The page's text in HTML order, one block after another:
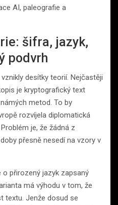
AI, paleografie a
šifra, jazyk,
podvrh
desítky teorií. Nejčastěji
je kryptografický text
metod. To by
rozvíjela diplomatická
je, že žádná z
přesně nesedí na vzory v
o přirozený jazyk zapsaný
má výhodu v tom, že
textu. Jenže dosud se